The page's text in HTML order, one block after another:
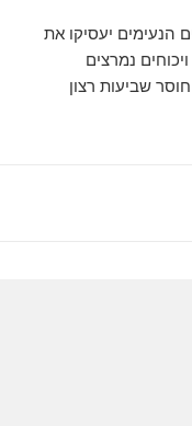
הנעימים יעסיקו את
נמרצים
שביעות רצון